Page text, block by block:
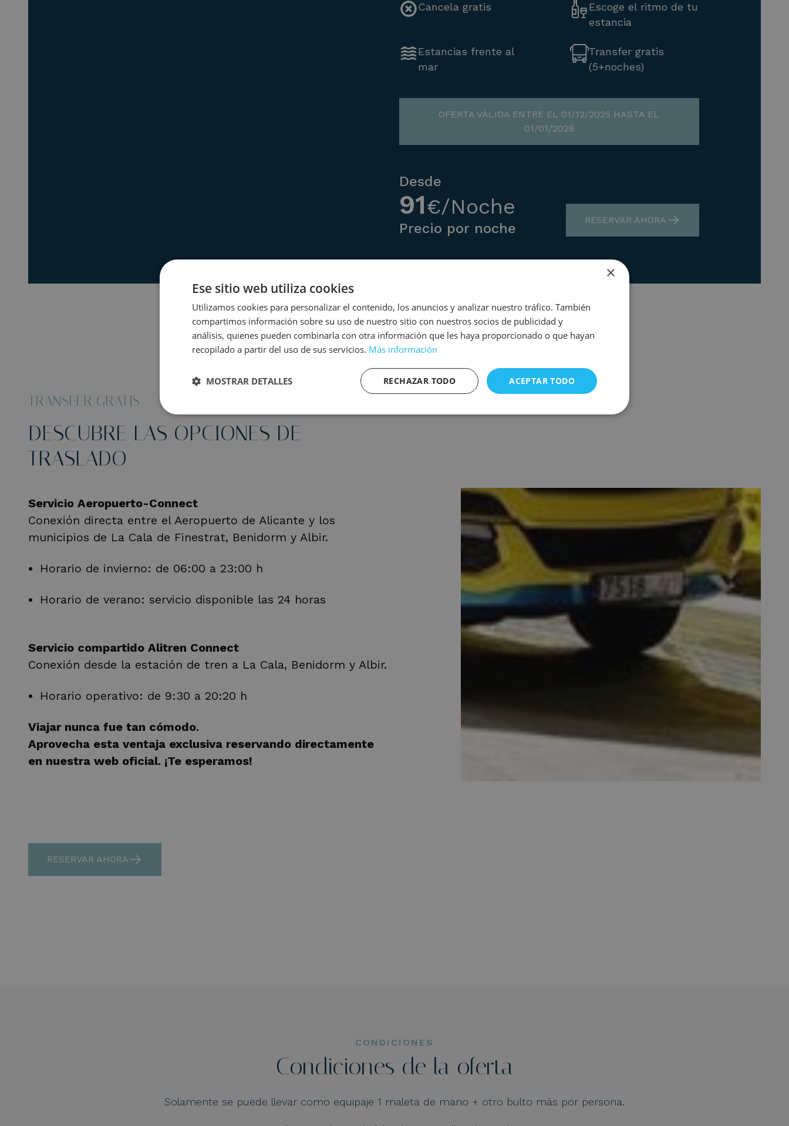
Cancela gratis
Escoge el ritmo de tu
estancia
Estancias frente al
mar
Transfer gratis
(5+noches)
OFERTA VÁLIDA ENTRE EL 01/12/2025 HASTA EL
01/01/2028
Desde
91€/Noche
Precio por noche
RESERVAR AHORA
TRANSFER GRATIS
DESCUBRE LAS OPCIONES DE
TRASLADO
Servicio Aeropuerto-Connect
Conexión directa entre el Aeropuerto de Alicante y los
municipios de La Cala de Finestrat, Benidorm y Albir.
Horario de invierno: de 06:00 a 23:00 h
Horario de verano: servicio disponible las 24 horas
Servicio compartido Alitren Connect
Conexión desde la estación de tren a La Cala, Benidorm y Albir.
Horario operativo: de 9:30 a 20:20 h
Viajar nunca fue tan cómodo.
Aprovecha esta ventaja exclusiva reservando directamente
en nuestra web oficial. ¡Te esperamos!
RESERVAR AHORA
CONDICIONES
Condiciones de la oferta
Solamente se puede llevar como equipaje 1 maleta de mano + otro bulto más por persona.
×
Ese sitio web utiliza cookies
Utilizamos cookies para personalizar el contenido, los anuncios y analizar nuestro tráfico. También
compartimos información sobre su uso de nuestro sitio con nuestros socios de publicidad y
análisis, quienes pueden combinarla con otra información que les haya proporcionado o que hayan
recopilado a partir del uso de sus servicios. Más información
ACEPTAR TODO
RECHAZAR TODO
MOSTRAR DETALLES